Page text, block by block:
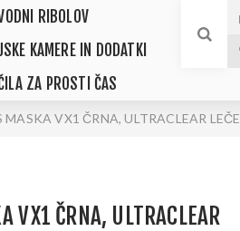
RIBOLOV
KAMERE IN DODATKI
ZA PROSTI ČAS
MASKA VX1 ČRNA, ULTRACLEAR LEČE
VX1 ČRNA, ULTRACLEAR